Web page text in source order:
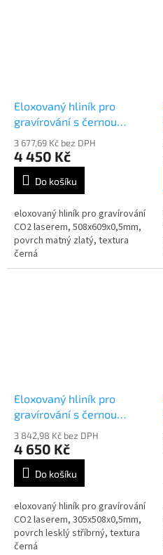
Eloxovaný hliník pro
gravírování s černou
3 677,69 Kč bez DPH
4 450 Kč
Do košíku
eloxovaný hliník pro gravírování
CO2 laserem, 508x609x0,5mm,
povrch matný zlatý, textura
černá
Eloxovaný hliník pro
gravírování s černou
texturou 47638
3 842,98 Kč bez DPH
4 650 Kč
Do košíku
eloxovaný hliník pro gravírování
CO2 laserem, 305x508x0,5mm,
povrch lesklý stříbrný, textura
černá